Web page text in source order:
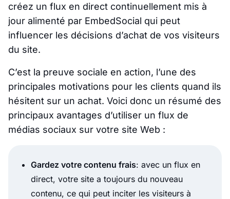
créez un flux en direct continuellement mis à
jour alimenté par EmbedSocial qui peut
influencer les décisions d’achat de vos visiteurs
du site.
C’est la preuve sociale en action, l’une des
principales motivations pour les clients quand ils
hésitent sur un achat. Voici donc un résumé des
principaux avantages d’utiliser un flux de
médias sociaux sur votre site Web :
Gardez votre contenu frais: avec un flux en
direct, votre site a toujours du nouveau
contenu, ce qui peut inciter les visiteurs à